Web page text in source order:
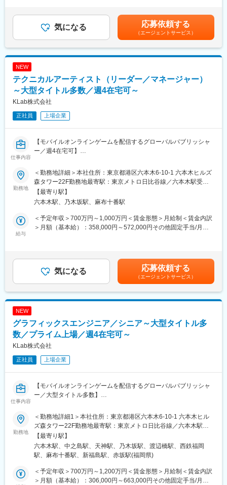
イトルのディレクションを行った後、プロデューサー業務を担当
したり、新規プロジェクトに携わることも可能です。
◎メンバーへの業務指示、プロセス策定・管理
◎ゲームバランスの設計
◎制作物の最終チェック及びクオリティコントロール
◎社内外各所との折衝交渉
■求める人物像：
ルフスターターな人）」を評価致します。そのため、自分の役割
や業務を自ら限定せず、自ら動く方が求められ、かつ成長出来る
環境です。
自社オリジナルタイトルと、他社IPタイトルを、バランス良く立
ち上げ運営しながら、英語圏・中華圏などを中心に海外展開も積
「キャプテン翼～たたかえドリームチーム～」「うたの☆プリン
スさまっ♪Shining Live」「ラブライブ！スクールアイドルフェス
ティバル」「BLEACH Brave Souls」の4タイトルで売上高の大部
い業界において安定的な集積構造となっています。海外への展開
も目安の金額であり、選考を通じて上下する可能性があります。
月給(月額)は固定手当を含めた表記です。
気になる 応募依頼する
（エージェントサービス）
NEW
テクニカルアーティスト（リーダー／マネージャー）
～大型タイトル多数／週4在宅可～
KLab株式会社
正社員 上場企業
仕事内容
【モバイルオンラインゲームを配信するグローバルパブリッシャ
ー／週4在宅可】
■概要：
グローバルに展開するエンターテイメントコンテンツ企業とし
て、全世界でモバイルオンラインゲーム配信（最大155の国と地
域）をしています。KLabでは、最高のクオリティ体験をユーザー
に提供すべく、3Dアーティストの採用を強化しています。
当ポジションでは、テクニカルアーティストグループのマネージ
メントとリード両面をお任せします。会社全体のプロジェクトを
・マネジメント
-メンバーのスキルや能力を評価し、能力に応じた業務の割り当て
-プロジェクトの期限と要件に従い、リソースを効果的に割り当て
-会社全体の各プロジェクトの進行状況から、必要に応じて技術的
観点でのサポートを組織横断的に行う
-技術的な課題や障害を解決するための支援
◇どぶろく制度
標準労働時間の10%以内であれば、上司の承認なしで本当にやり
です。
上長からの指示ではなく、自発的な創発を促すことや、新しいも
のを生み出す苗床の醸成を目的としています。
■ミッション：
KLabは上記のミッションを掲げ、日々挑戦し邁進しています。こ
のミッションには2つの想い・メッセージが込められています。
勤務地
＜勤務地詳細＞本社住所：東京都港区六本木6-10-1 六本木ヒルズ
森タワー22F勤務地最寄駅：東京メトロ日比谷線／六本木駅受動
喫煙対策：屋内全面禁煙
【最寄り駅】
六本木駅、乃木坂駅、麻布十番駅
給与
＜予定年収＞700万円～1,000万円＜賃金形態＞月給制＜賃金内訳
＞月額（基本給）：358,000円～572,000円その他固定手当/月：
も目安の金額であり、選考を通じて上下する可能性があります。
月給(月額)は固定手当を含めた表記です。
気になる 応募依頼する
（エージェントサービス）
NEW
グラフィックスエンジニア／シニア～大型タイトル多
数／プライム上場／週4在宅可～
KLab株式会社
正社員 上場企業
仕事内容
【モバイルオンラインゲームを配信するグローバルパブリッシャ
ー／大型タイトル多数】
■業務概要：
ゲーム開発プロジェクトにて、描画全般の技術判断・課題解決・
性能改善・演出周りの実装を担当していただきます。
世界の多様なスマートフォン、モバイル通信、グローバル配信・
マルチプラットフォーム展開の4つが組みあわさった未知の環境に
ワクワクしながら、業界トップクラスの技術力を持つエンジニア
達と切磋琢磨して一緒に開発したい人を求めています。
勤務地
＜勤務地詳細1＞本社住所：東京都港区六本木6-10-1 六本木ヒル
ズ森タワー22F勤務地最寄駅：東京メトロ日比谷線／六本木駅受
動喫煙対策：屋内全面禁煙＜勤務地詳細2＞大阪事業所住所：大阪
府大阪市北区中之島4-3-25 フジヒサFJビル勤務地最寄駅：京阪中
之島線／中之島駅受動喫煙対策：屋内全面禁煙＜勤務地詳細3＞福
勤務地最寄駅：地下鉄空港線／天神駅受動喫煙対策：屋内全面禁
煙
【最寄り駅】
六本木駅、中之島駅、天神駅、乃木坂駅、渡辺橋駅、西鉄福岡
駅、麻布十番駅、新福島駅、赤坂駅(福岡県)
＜予定年収＞700万円～1,200万円＜賃金形態＞月給制＜賃金内訳
＞月額（基本給）：306,000円～663,000円その他固定手当/月：